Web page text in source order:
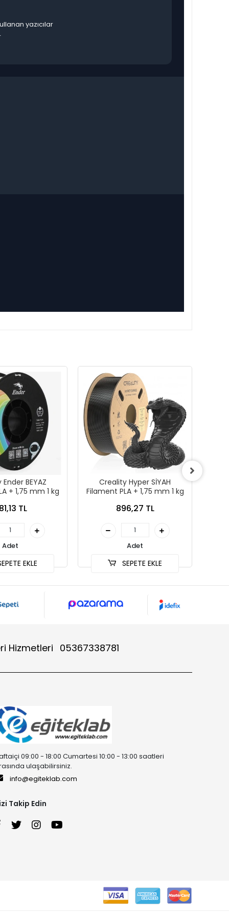
yazıcılar
BEYAZ
+ 1,75 mm 1 kg
TL
Adet
EKLE
Creality Hyper SİYAH
Filament PLA + 1,75 mm 1 kg
896,27 TL
Adet
SEPETE EKLE
Hizmetleri 05367338781
09:00 - 18:00 Cumartesi 10:00 - 13:00 saatleri
ulaşabilirsiniz.
info@egiteklab.com
Takip Edin